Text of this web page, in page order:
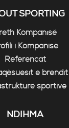
SPORTING
Kompanisë
i Kompanisë
Referencat
e brendit
sportive
NDIHMA